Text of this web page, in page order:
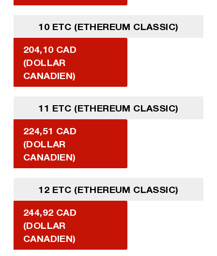
10 ETC (ETHEREUM CLASSIC)
204,10 CAD
(DOLLAR
CANADIEN)
11 ETC (ETHEREUM CLASSIC)
224,51 CAD
(DOLLAR
CANADIEN)
12 ETC (ETHEREUM CLASSIC)
244,92 CAD
(DOLLAR
CANADIEN)